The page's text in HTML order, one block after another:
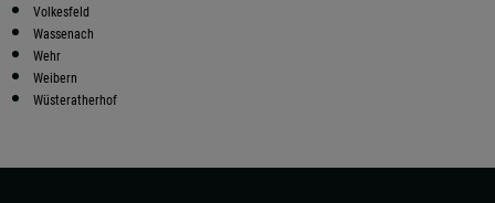
Volkesfeld
Wassenach
Wehr
Weibern
Wüsteratherhof